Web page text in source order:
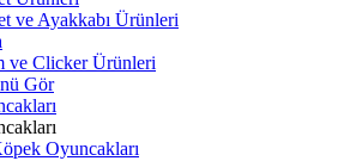
ve Ayakkabı Ürünleri
ve Clicker Ürünleri
Gör
Oyuncakları